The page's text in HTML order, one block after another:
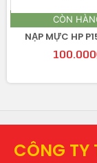
CÒN
NẠP MỰC HP
100.000
CÔNG TY